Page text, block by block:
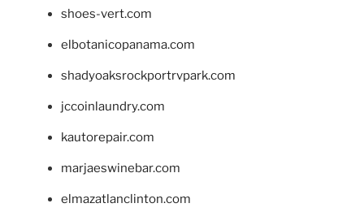
shoes-vert.com
elbotanicopanama.com
shadyoaksrockportrvpark.com
jccoinlaundry.com
kautorepair.com
marjaeswinebar.com
elmazatlanclinton.com